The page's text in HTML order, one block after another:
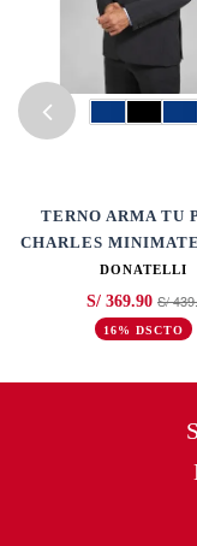
TERNO ARMA TU
CHARLES
DONATELLI
S/ 369.90 S/
16% DSCTO